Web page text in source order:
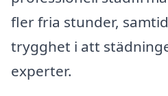
fler fria stunder,
trygghet i att
experter.